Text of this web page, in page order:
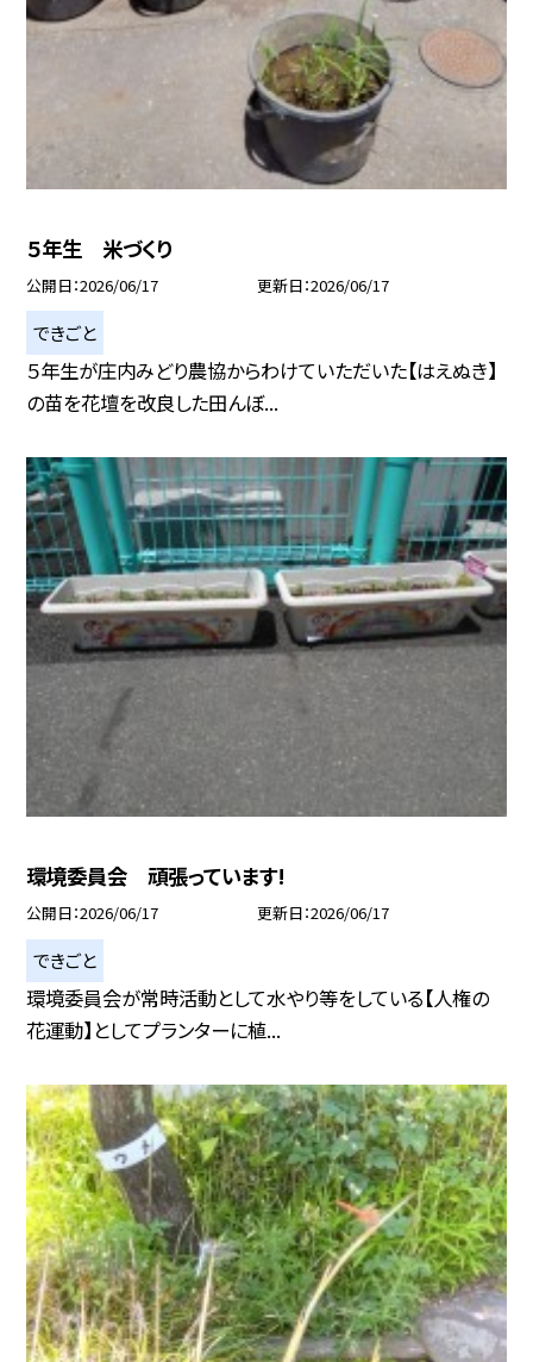
５年生 米づくり
公開日 2026/06/17 更新日 2026/06/17
できごと
５年生が庄内みどり農協からわけていただいた【はえぬき】
の苗を花壇を改良した田んぼ...
環境委員会 頑張っています!
公開日 2026/06/17 更新日 2026/06/17
できごと
環境委員会が常時活動として水やり等をしている【人権の
花運動】としてプランターに植...